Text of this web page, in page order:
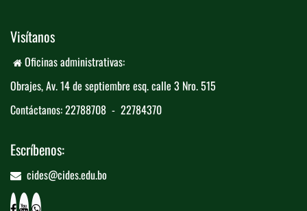
Visítanos
Oficinas administrativas:
Obrajes, Av. 14 de septiembre esq. calle 3 ​ ​Nro. 515
Contáctanos: 22788708 - 22784370
Escríbenos:
cides@cides.edu.bo